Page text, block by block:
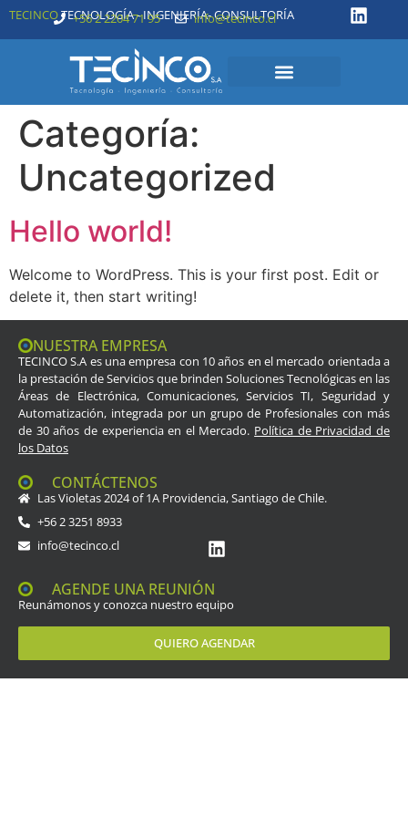
TECINCOTECNOLOGÍA - INGENIERÍA- CONSULTORÍA
+56 2 2204 71 95 info@tecinco.cl
Categoría:
Uncategorized
Hello world!
Welcome to WordPress. This is your first post. Edit or
delete it, then start writing!
NUESTRA EMPRESA
TECINCO S.A es una empresa con 10 años en el mercado orientada a
la prestación de Servicios que brinden Soluciones Tecnológicas en las
Áreas de Electrónica, Comunicaciones, Servicios TI, Seguridad y
Automatización, integrada por un grupo de Profesionales con más
de 30 años de experiencia en el Mercado. Política de Privacidad de
los Datos
CONTÁCTENOS
Las Violetas 2024 of 1A Providencia, Santiago de Chile.
+56 2 3251 8933
info@tecinco.cl
AGENDE UNA REUNIÓN
Reunámonos y conozca nuestro equipo
QUIERO AGENDAR